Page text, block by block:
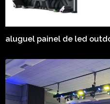
aluguel painel de led